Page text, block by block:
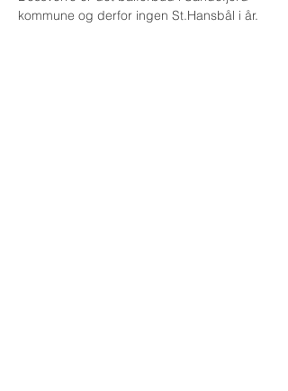
kommune og derfor ingen St.Hansbål i år.